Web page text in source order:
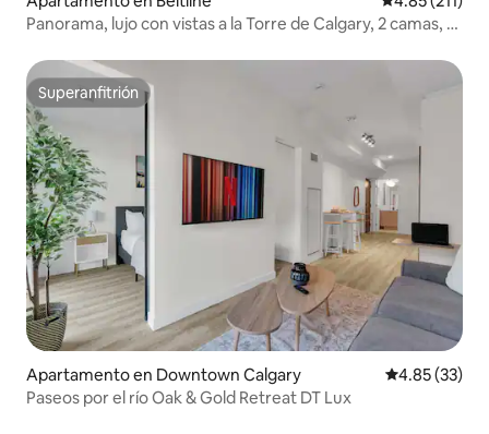
Panorama, lujo con vistas a la Torre de Calgary, 2 camas, 1
Superanfitrión
Superanfitrión
Apartamento en Downtown Calgary Calificación
4.85 (33)
Paseos por el río Oak & Gold Retreat DT Lux